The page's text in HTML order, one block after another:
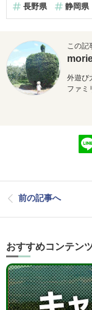
長野県
静岡県
この記
外遊び
ファミ
前の記事へ
おすすめコンテン